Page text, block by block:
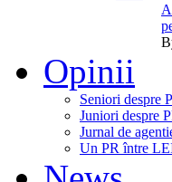
Opinii
Seniori despre
Juniori despre
Jurnal de
Un PR între